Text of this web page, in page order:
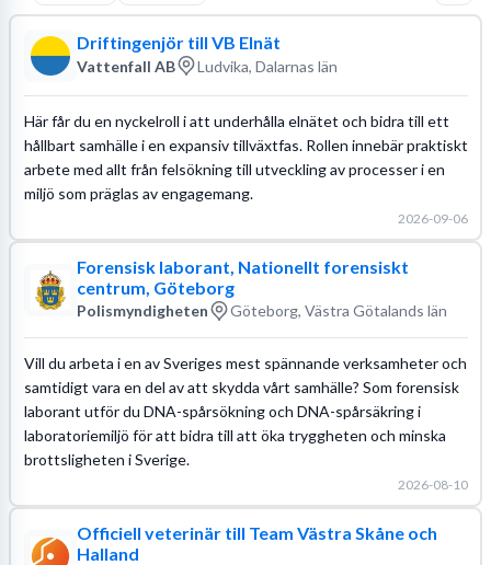
Driftingenjör till VB Elnät
Vattenfall AB Ludvika, Dalarnas län
Här får du en nyckelroll i att underhålla elnätet och bidra till ett
hållbart samhälle i en expansiv tillväxtfas. Rollen innebär praktiskt
arbete med allt från felsökning till utveckling av processer i en
miljö som präglas av engagemang.
2026-09-06
Forensisk laborant, Nationellt forensiskt
centrum, Göteborg
Polismyndigheten Göteborg, Västra Götalands län
Vill du arbeta i en av Sveriges mest spännande verksamheter och
samtidigt vara en del av att skydda vårt samhälle? Som forensisk
laborant utför du DNA-spårsökning och DNA-spårsäkring i
laboratoriemiljö för att bidra till att öka tryggheten och minska
brottsligheten i Sverige.
2026-08-10
Officiell veterinär till Team Västra Skåne och
Halland